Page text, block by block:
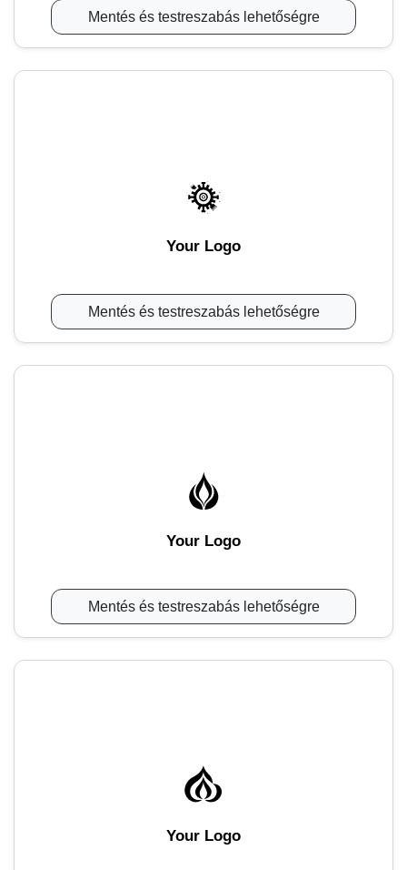
Mentés és testreszabás lehetőségre
Your Logo
Mentés és testreszabás lehetőségre
Your Logo
Mentés és testreszabás lehetőségre
Your Logo